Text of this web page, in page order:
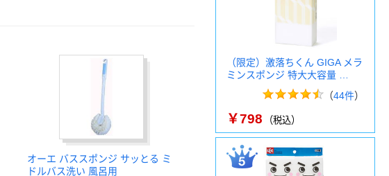
オーエ バススポンジ サッとる ミ
ドルバス洗い 風呂用
（限定）激落ちくん GIGA メラ
ミンスポンジ 特大大容量 …
（44件）
￥798 （税込）